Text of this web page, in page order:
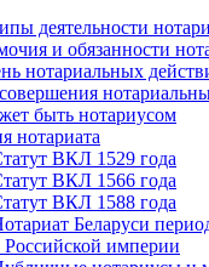
деятельности
и обязанности
нотариальных
быть нотариусом
нотариата
ВКЛ 1529 года
ВКЛ 1566 года
ВКЛ 1588 года
Беларуси
Российской империи